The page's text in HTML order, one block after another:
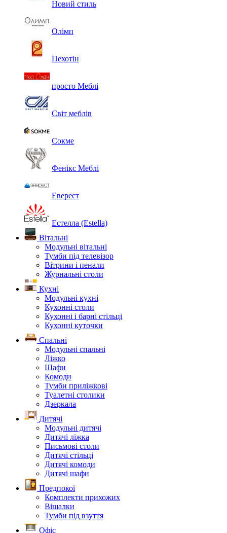
Новий стиль
Олімп
Пехотін
просто Меблі
Світ меблів
Сокме
Фенікс Меблі
Еверест
Естелла (Estella)
Вітальні
Модульні вітальні
Тумби під телевізор
Вітрини і пенали
Журнальні столи
Кухні
Модульні кухні
Кухонні столи
Кухонні і барні стільці
Кухонні куточки
Спальні
Модульні спальні
Ліжко
Шафи
Комоди
Тумби приліжкові
Туалетні столики
Дзеркала
Дитячі
Модульні дитячі
Дитячі ліжка
Письмові столи
Дитячі стільці
Дитячі комоди
Дитячі шафи
Предпокої
Комплекти прихожих
Вішалки
Тумби під взуття
Офіс